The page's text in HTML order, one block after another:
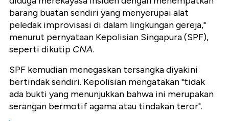
barang buatan sendiri yang menyerupai alat
peledak improvisasi di dalam lingkungan gereja,"
menurut pernyataan Kepolisian Singapura (SPF),
seperti dikutip CNA.
SPF kemudian menegaskan tersangka diyakini
bertindak sendiri. Kepolisian mengatakan "tidak
ada bukti yang menunjukkan bahwa ini merupakan
serangan bermotif agama atau tindakan teror".